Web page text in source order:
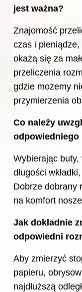
jest ważna?
Znajomość
czas i
okażą się za
przeliczenia
gdzie możemy
przymierzenia
Co należy
odpowiedniego
Wybierając
długości
Dobrze dobrany
na komfort
Jak dokładnie
odpowiedni
Aby zmierzyć
papieru,
najdłuższą